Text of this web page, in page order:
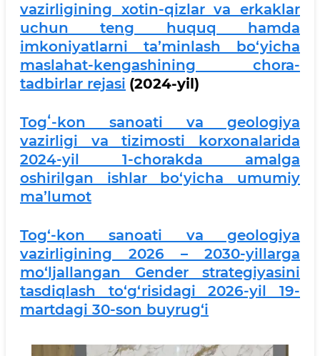
vazirligining xotin-qizlar va erkaklar
uchun teng huquq hamda
imkoniyatlarni ta’minlash bo‘yicha
maslahat-kengashining chora-
tadbirlar rejasi (2024-yil)
Togʻ-kon sanoati va geologiya
vazirligi va tizimosti korxonalarida
2024-yil 1-chorakda amalga
oshirilgan ishlar bo‘yicha umumiy
maʼlumot
Tog‘-kon sanoati va geologiya
vazirligining 2026 – 2030-yillarga
mo‘ljallangan Gender strategiyasini
tasdiqlash to‘g‘risidagi 2026-yil 19-
martdagi 30-son buyrug‘i